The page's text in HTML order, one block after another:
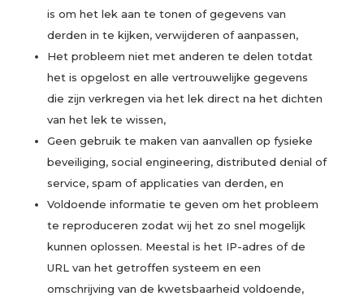
is om het lek aan te tonen of gegevens van
derden in te kijken, verwijderen of aanpassen,
Het probleem niet met anderen te delen totdat
het is opgelost en alle vertrouwelijke gegevens
die zijn verkregen via het lek direct na het dichten
van het lek te wissen,
Geen gebruik te maken van aanvallen op fysieke
beveiliging, social engineering, distributed denial of
service, spam of applicaties van derden, en
Voldoende informatie te geven om het probleem
te reproduceren zodat wij het zo snel mogelijk
kunnen oplossen. Meestal is het IP-adres of de
URL van het getroffen systeem en een
omschrijving van de kwetsbaarheid voldoende,